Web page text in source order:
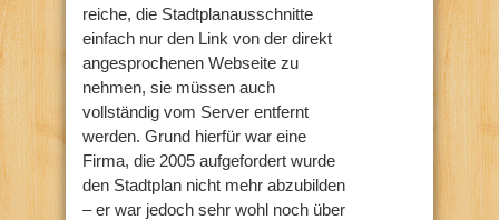
reiche, die Stadtplanausschnitte
einfach nur den Link von der direkt
angesprochenen Webseite zu
nehmen, sie müssen auch
vollständig vom Server entfernt
werden. Grund hierfür war eine
Firma, die 2005 aufgefordert wurde
den Stadtplan nicht mehr abzubilden
– er war jedoch sehr wohl noch über